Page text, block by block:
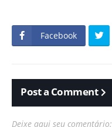
Facebook
Post a Comment
Deixe aqui seu comentário: